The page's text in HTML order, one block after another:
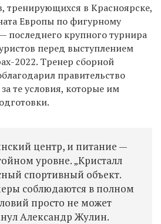
тренирующихся в Красноярске,
Европы по фигурному
последнего крупного турнира
перед выступлением
2022. Тренер сборной
правительство
те условия, которые им
центр, и питание —
уровне. „Кристалл
спортивный объект.
соблюдаются в полном
просто не может
Александр Жулин.